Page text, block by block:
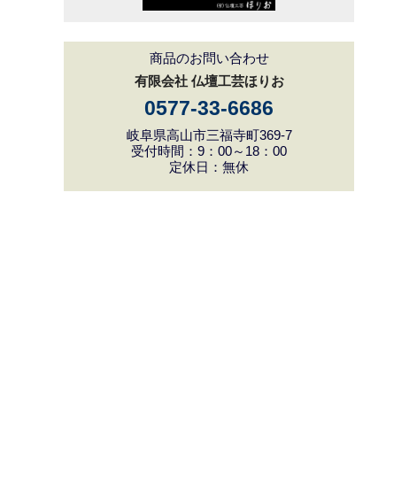
商品のお問い合わせ
有限会社 仏壇工芸ほりお
0577-33-6686
岐阜県高山市三福寺町369-7
受付時間：9：00～18：00
定休日：無休